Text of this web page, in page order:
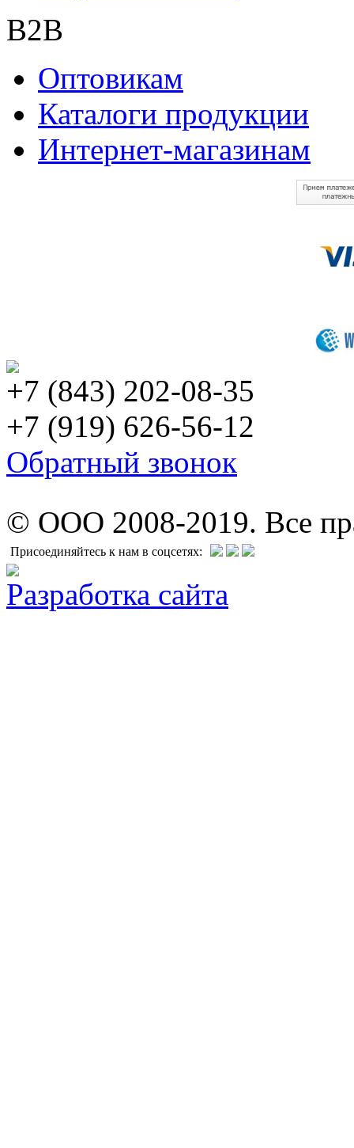
B2B
Оптовикам
Каталоги продукции
Интернет-магазинам
+7 (843) 202-08-35
+7 (919) 626-56-12
Обратный звонок
© ООО 2008-2019. Все
Присоединяйтесь к нам в соцсетях:
Разработка сайта